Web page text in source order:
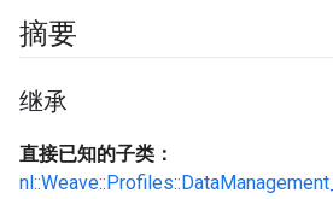
摘要
继承
直接已知的子类：